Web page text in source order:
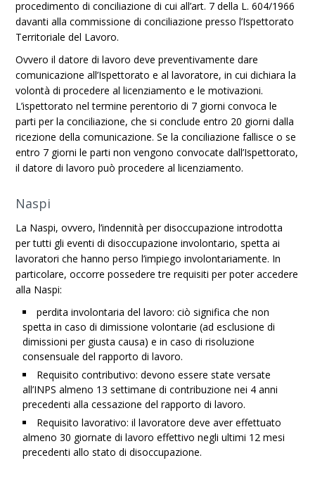
procedimento di conciliazione di cui all’art. 7 della L. 604/1966
davanti alla commissione di conciliazione presso l’Ispettorato
Territoriale del Lavoro.
Ovvero il datore di lavoro deve preventivamente dare
comunicazione all’Ispettorato e al lavoratore, in cui dichiara la
volontà di procedere al licenziamento e le motivazioni.
L’ispettorato nel termine perentorio di 7 giorni convoca le
parti per la conciliazione, che si conclude entro 20 giorni dalla
ricezione della comunicazione. Se la conciliazione fallisce o se
entro 7 giorni le parti non vengono convocate dall’Ispettorato,
il datore di lavoro può procedere al licenziamento.
Naspi
La Naspi, ovvero, l’indennità per disoccupazione introdotta
per tutti gli eventi di disoccupazione involontario, spetta ai
lavoratori che hanno perso l’impiego involontariamente. In
particolare, occorre possedere tre requisiti per poter accedere
alla Naspi:
perdita involontaria del lavoro: ciò significa che non
spetta in caso di dimissione volontarie (ad esclusione di
dimissioni per giusta causa) e in caso di risoluzione
consensuale del rapporto di lavoro.
Requisito contributivo: devono essere state versate
all’INPS almeno 13 settimane di contribuzione nei 4 anni
precedenti alla cessazione del rapporto di lavoro.
Requisito lavorativo: il lavoratore deve aver effettuato
almeno 30 giornate di lavoro effettivo negli ultimi 12 mesi
precedenti allo stato di disoccupazione.